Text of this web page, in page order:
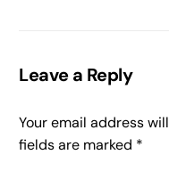
Leave a Reply
Your email address
fields are marked *